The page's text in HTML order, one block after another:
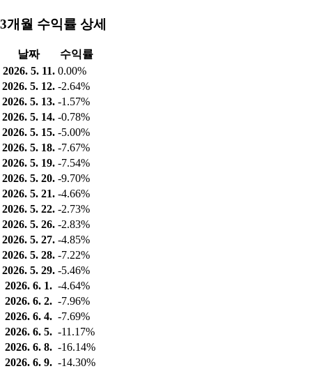
3개월 수익률 상세
날짜
수익률
2026. 5. 11. 0.00%
2026. 5. 12. -2.64%
2026. 5. 13. -1.57%
2026. 5. 14. -0.78%
2026. 5. 15. -5.00%
2026. 5. 18. -7.67%
2026. 5. 19. -7.54%
2026. 5. 20. -9.70%
2026. 5. 21. -4.66%
2026. 5. 22. -2.73%
2026. 5. 26. -2.83%
2026. 5. 27. -4.85%
2026. 5. 28. -7.22%
2026. 5. 29. -5.46%
2026. 6. 1. -4.64%
2026. 6. 2. -7.96%
2026. 6. 4. -7.69%
2026. 6. 5. -11.17%
2026. 6. 8. -16.14%
2026. 6. 9. -14.30%